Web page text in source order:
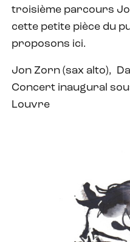
troisième parcours
cette petite pièce du
proposons ici.
Jon Zorn (sax alto),
Concert inaugural
Louvre